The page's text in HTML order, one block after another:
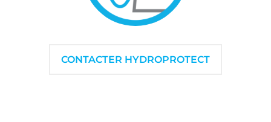
CONTACTER HYDROPROTECT